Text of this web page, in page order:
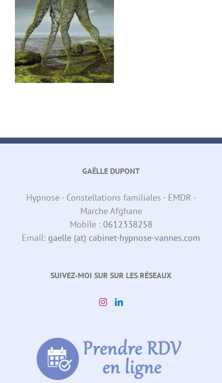
GAËLLE DUPONT
Hypnose - Constellations familiales - EMDR -
Marche Afghane
Mobile : 0612338258
Email: gaelle (at) cabinet-hypnose-vannes.com
SUIVEZ-MOI SUR SUR LES RÉSEAUX